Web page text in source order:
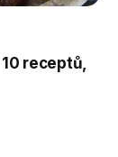
receptů,